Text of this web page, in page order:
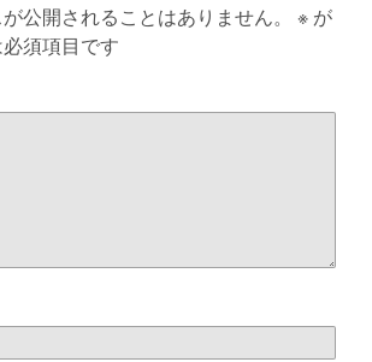
公開されることはありません。 ※ が
須項目です